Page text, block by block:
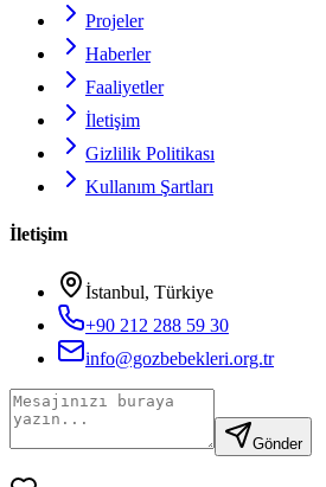
Projeler
Haberler
Faaliyetler
İletişim
Gizlilik Politikası
Kullanım Şartları
İletişim
İstanbul, Türkiye
+90 212 288 59 30
info@gozbebekleri.org.tr
Gönder